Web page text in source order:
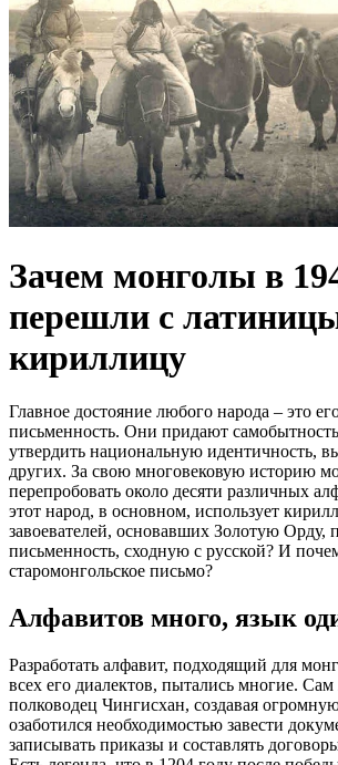
Зачем монголы в
перешли с
кириллицу
Главное достояние любого народа – это
письменность. Они придают
утвердить национальную идентичность,
других. За свою многовековую историю
перепробовать около десяти различных
этот народ, в основном, использует
завоевателей, основавших Золотую Орду,
письменность, сходную с русской? И
старомонгольское письмо?
Алфавитов много, язык
Разработать алфавит, подходящий для
всех его диалектов, пытались многие.
полководец Чингисхан, создавая
озаботился необходимостью завести
записывать приказы и составлять